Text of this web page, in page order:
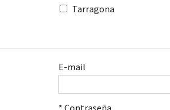
Tarragona
E-mail
* Contraseña